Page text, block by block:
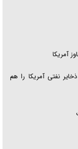
آمریکا
نفتی آمریکا را هم